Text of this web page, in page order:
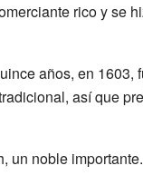
rico y se
años, en 1603,
así que
un noble